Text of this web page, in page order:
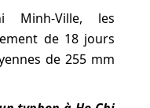
Ville, les
de 18 jours
de 255 mm